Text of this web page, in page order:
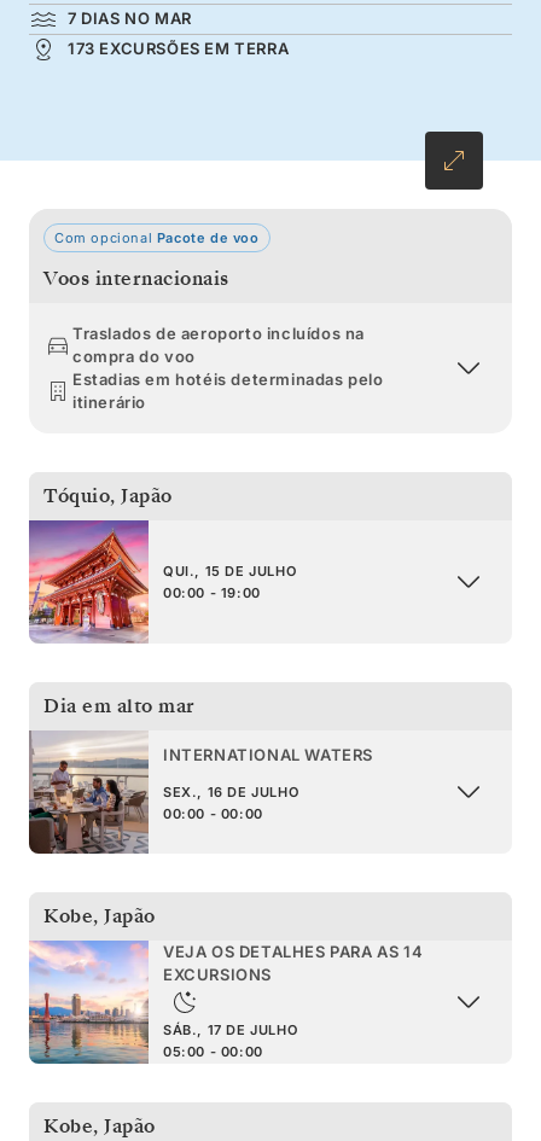
elevar-se por entre campos de chá verdes e os
mangais tropicais. Explore os castelos de
Coreia do Sul.
7 DIAS NO MAR
173 EXCURSÕES EM TERRA
Com opcional Pacote de voo
Voos internacionais
Traslados de aeroporto incluídos na
compra do voo
Estadias em hotéis determinadas pelo
itinerário
Tóquio, Japão
QUI., 15 DE JULHO
00:00 - 19:00
Dia em alto mar
INTERNATIONAL WATERS
SEX., 16 DE JULHO
00:00 - 00:00
Kobe, Japão
VEJA OS DETALHES PARA AS 14
EXCURSIONS
SÁB., 17 DE JULHO
05:00 - 00:00
Kobe, Japão